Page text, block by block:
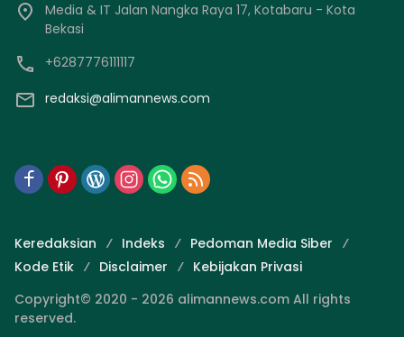
Media & IT Jalan Nangka Raya 17, Kotabaru - Kota
Bekasi
+6287776111117
redaksi@alimannews.com
Keredaksian Indeks
Pedoman Media Siber
Kode Etik
Disclaimer
Kebijakan Privasi
Copyright© 2020 - 2026 alimannews.com All rights
reserved.